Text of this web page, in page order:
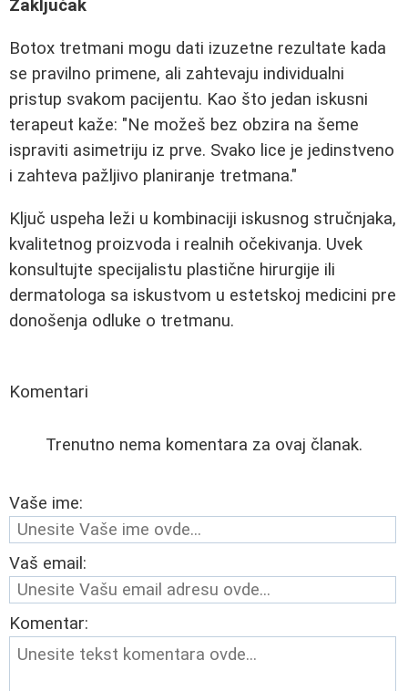
Zaključak
Botox tretmani mogu dati izuzetne rezultate kada
se pravilno primene, ali zahtevaju individualni
pristup svakom pacijentu. Kao što jedan iskusni
terapeut kaže: "Ne možeš bez obzira na šeme
ispraviti asimetriju iz prve. Svako lice je jedinstveno
i zahteva pažljivo planiranje tretmana."
Ključ uspeha leži u kombinaciji iskusnog stručnjaka,
kvalitetnog proizvoda i realnih očekivanja. Uvek
konsultujte specijalistu plastične hirurgije ili
dermatologa sa iskustvom u estetskoj medicini pre
donošenja odluke o tretmanu.
Komentari
Trenutno nema komentara za ovaj članak.
Vaše ime:
Vaš email:
Komentar: